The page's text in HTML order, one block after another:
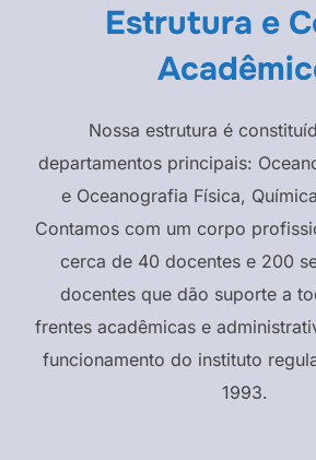
Estrutura e
Nossa estrutura é
departamentos principais:
e Oceanografia Física,
Contamos com um corpo
cerca de 40 docentes e 200
docentes que dão suporte a
frentes acadêmicas e
funcionamento do instituto
1993.